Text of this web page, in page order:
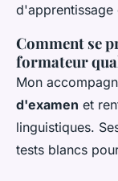
d'apprentissage
Comment se
formateur
Mon
d'examen et
linguistiques.
tests blancs